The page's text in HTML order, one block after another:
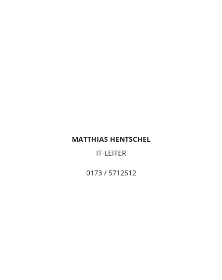
MATTHIAS HENTSCHEL
IT-LEITER
0173 / 5712512